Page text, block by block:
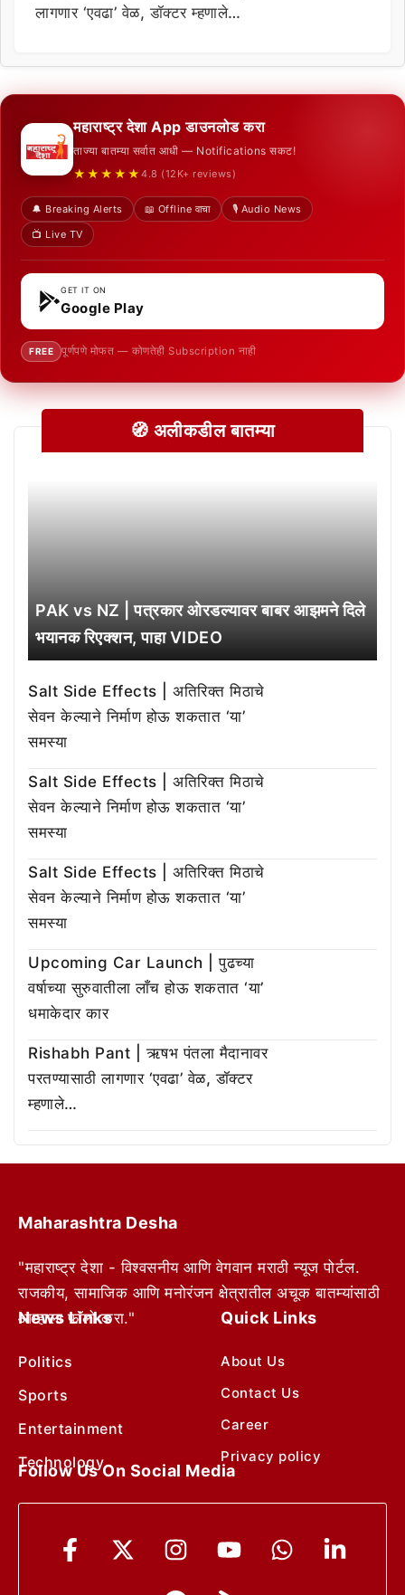
लागणार ‘एवढा’ वेळ, डॉक्टर म्हणाले…
महाराष्ट्र देशा App डाउनलोड करा
ताज्या बातम्या सर्वात आधी — Notifications सकट!
★★★★★ 4.8 (12K+ reviews)
🔔 Breaking Alerts 📖 Offline वाचा
🎙️ Audio News
📺 Live TV
GET IT ON
Google Play
FREE पूर्णपणे मोफत — कोणतेही Subscription नाही
🧭 अलीकडील बातम्या
PAK vs NZ | पत्रकार ओरडल्यावर बाबर आझमने दिले
भयानक रिएक्शन, पाहा VIDEO
Salt Side Effects | अतिरिक्त मिठाचे
सेवन केल्याने निर्माण होऊ शकतात ‘या’
समस्या
Salt Side Effects | अतिरिक्त मिठाचे
सेवन केल्याने निर्माण होऊ शकतात ‘या’
समस्या
Salt Side Effects | अतिरिक्त मिठाचे
सेवन केल्याने निर्माण होऊ शकतात ‘या’
समस्या
Upcoming Car Launch | पुढच्या
वर्षाच्या सुरुवातीला लाँच होऊ शकतात ‘या’
धमाकेदार कार
Rishabh Pant | ऋषभ पंतला मैदानावर
परतण्यासाठी लागणार ‘एवढा’ वेळ, डॉक्टर
म्हणाले…
Maharashtra Desha
"महाराष्ट्र देशा - विश्वसनीय आणि वेगवान मराठी न्यूज पोर्टल.
राजकीय, सामाजिक आणि मनोरंजन क्षेत्रातील अचूक बातम्यांसाठी
आम्हाला फॉलो करा."
News Links
Politics
Sports
Entertainment
Technology
Quick Links
About Us
Contact Us
Career
Privacy policy
Follow Us On Social Media